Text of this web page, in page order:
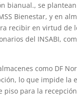
bianual., se
Bienestar, y en
recibir en virtud de
del INSABI,
como DF
lo que impide la
piso para la